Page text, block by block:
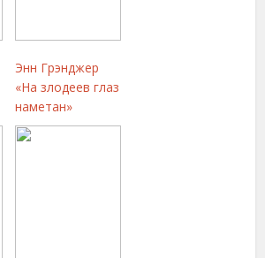
Энн Грэнджер
«На злодеев глаз
наметан»